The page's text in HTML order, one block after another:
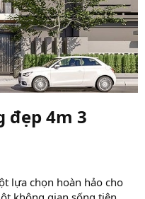
đẹp 4m 3
lựa chọn hoàn hảo cho